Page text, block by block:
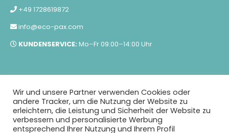
+49 1728619872
info@eco-pax.com
KUNDENSERVICE: Mo–Fr 09:00–14:00 Uhr
Alle Preise zzgl. gesetzl. Mehrwertsteuer und Versandkosten.
Wir und unsere Partner verwenden Cookies oder
andere Tracker, um die Nutzung der Website zu
erleichtern, die Leistung und Sicherheit der Website zu
verbessern und personalisierte Werbung
entsprechend Ihrer Nutzung und Ihrem Profil